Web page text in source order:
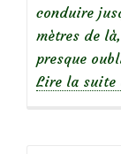
conduire
mètres de
presque
Lire la suite